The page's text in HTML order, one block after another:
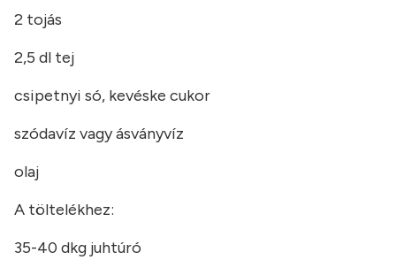
2 tojás
2,5 dl tej
csipetnyi só, kevéske cukor
szódavíz vagy ásványvíz
olaj
A töltelékhez:
35-40 dkg juhtúró